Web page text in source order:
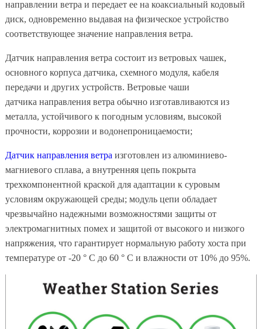
направлении ветра и передает ее на коаксиальный кодовый
диск, одновременно выдавая на физическое устройство
соответствующее значение направления ветра.
Датчик направления ветра состоит из ветровых чашек,
основного корпуса датчика, схемного модуля, кабеля
передачи и других устройств. Ветровые чаши
датчика направления ветра обычно изготавливаются из
металла, устойчивого к погодным условиям, высокой
прочности, коррозии и водонепроницаемости;
Датчик направления ветра изготовлен из алюминиево-
магниевого сплава, а внутренняя цепь покрыта
трехкомпонентной краской для адаптации к суровым
условиям окружающей среды; модуль цепи обладает
чрезвычайно надежными возможностями защиты от
электромагнитных помех и защитой от высокого и низкого
напряжения, что гарантирует нормальную работу хоста при
температуре от -20 ° C до 60 ° C и влажности от 10% до 95%.